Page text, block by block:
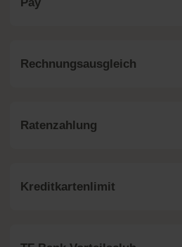
Rechnungsausgleich
Ratenzahlung
Kreditkartenlimit